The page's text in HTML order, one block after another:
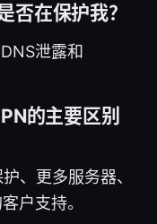
否在保护我？
泄露和
的主要区别
、更多服务器、
户支持。